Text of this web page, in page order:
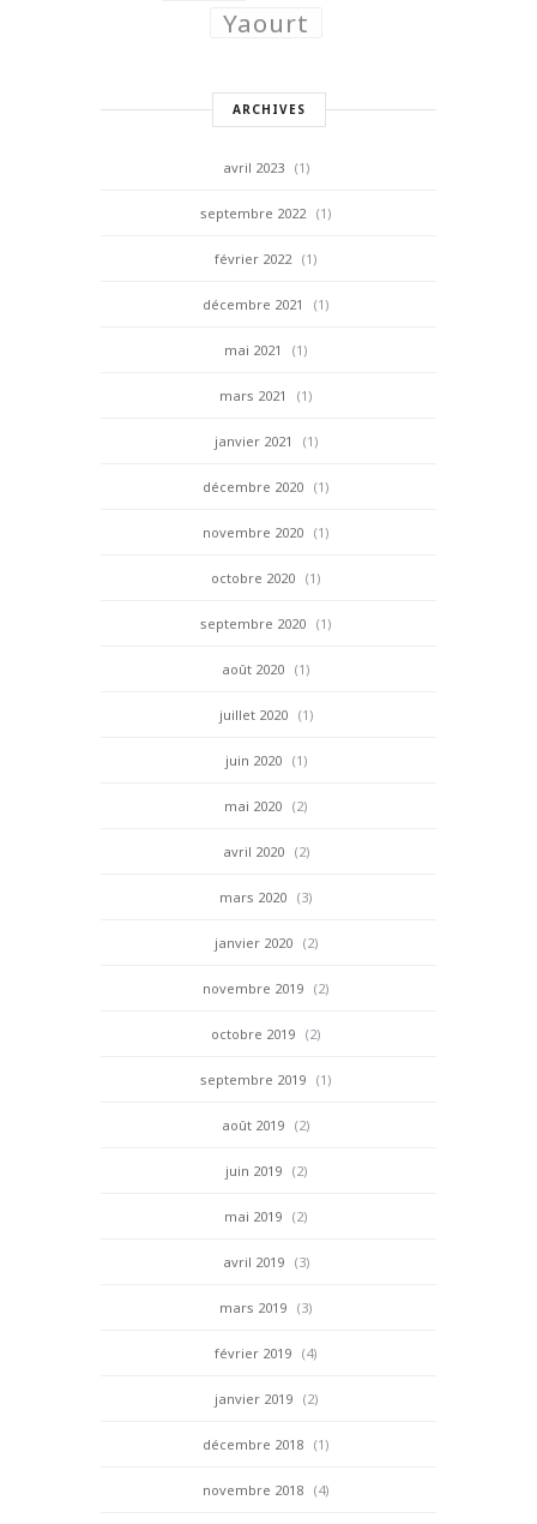
Yaourt
ARCHIVES
avril 2023 (1)
septembre 2022 (1)
février 2022 (1)
décembre 2021 (1)
mai 2021 (1)
mars 2021 (1)
janvier 2021 (1)
décembre 2020 (1)
novembre 2020 (1)
octobre 2020 (1)
septembre 2020 (1)
août 2020 (1)
juillet 2020 (1)
juin 2020 (1)
mai 2020 (2)
avril 2020 (2)
mars 2020 (3)
janvier 2020 (2)
novembre 2019 (2)
octobre 2019 (2)
septembre 2019 (1)
août 2019 (2)
juin 2019 (2)
mai 2019 (2)
avril 2019 (3)
mars 2019 (3)
février 2019 (4)
janvier 2019 (2)
décembre 2018 (1)
novembre 2018 (4)